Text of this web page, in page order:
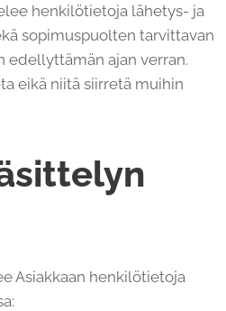
henkilötietoja lähetys- ja
sopimuspuolten tarvittavan
edellyttämän ajan verran.
eikä niitä siirretä muihin
Asiakkaan henkilötietoja